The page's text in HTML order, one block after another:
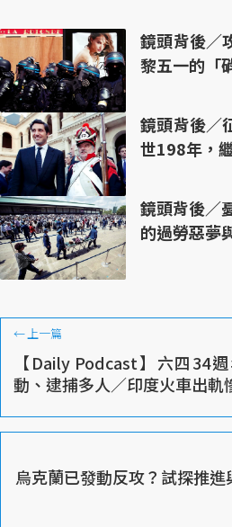
鏡頭背後／
黎五一的「
鏡頭背後／
世198年，
鏡頭背後／
的過勞惡夢
←上一篇
【Daily Podcast】六四34
動、逮捕多人／印度火車出軌
烏克蘭已發動反攻？試探推進